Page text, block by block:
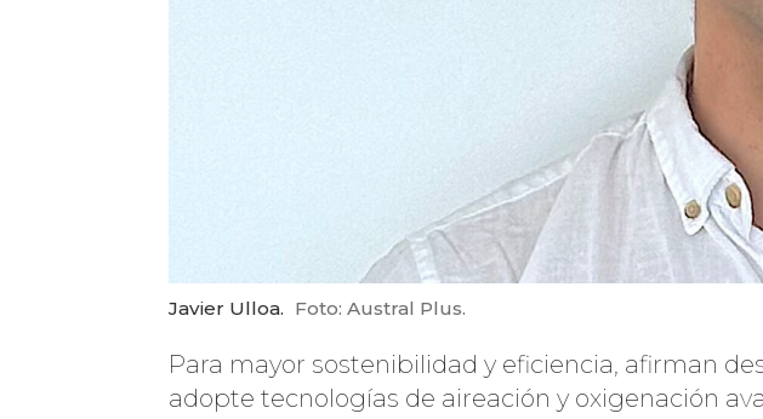
Javier Ulloa. Foto: Austral Plus.
Para mayor sostenibilidad y eficiencia, afirman
adopte tecnologías de aireación y oxigenación